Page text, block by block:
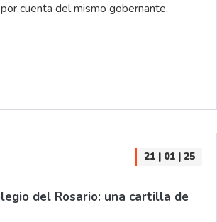
cuenta del mismo gobernante,
21 | 01 | 25
del Rosario: una cartilla de